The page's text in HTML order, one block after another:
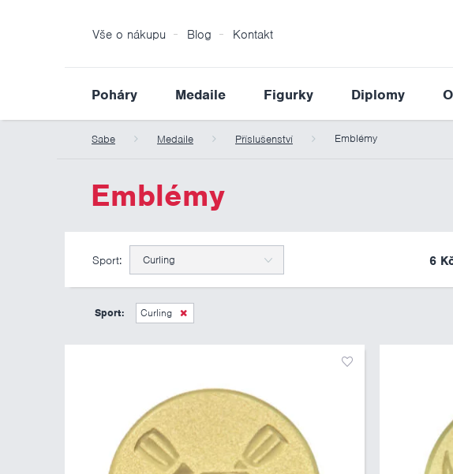
Vše o nákupu Blog Kontakt
Poháry Medaile Figurky Diplomy
Sabe Medaile Příslušenství Emblémy
Emblémy
Sport: Curling 6
Sport: Curling